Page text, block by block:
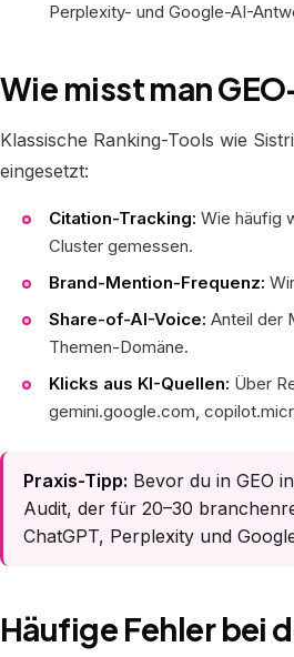
Perplexity- und Google-AI-
Wie misst man
Klassische Ranking-Tools wie
eingesetzt:
Citation-Tracking: Wie häufig
Cluster gemessen.
Brand-Mention-Frequenz:
Share-of-AI-Voice: Anteil der
Themen-Domäne.
Klicks aus KI-Quellen: Über
gemini.google.com,
Praxis-Tipp: Bevor du in GEO
Audit, der für 20–30
ChatGPT, Perplexity und
Häufige Fehler bei